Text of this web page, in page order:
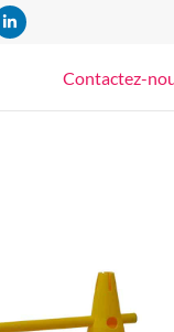
Contactez-